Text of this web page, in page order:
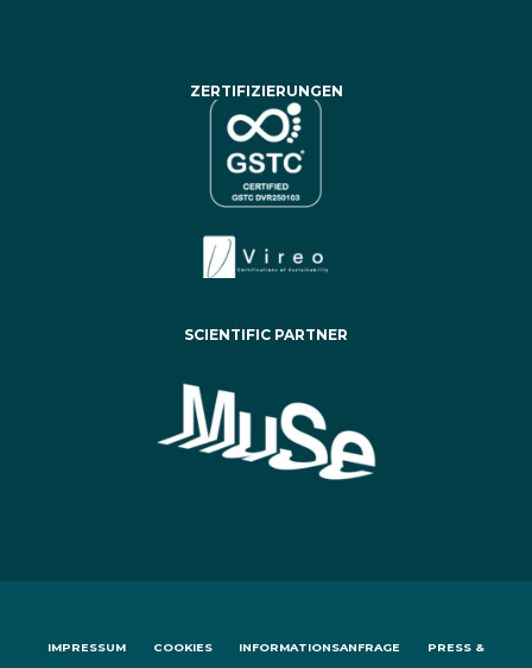
ZERTIFIZIERUNGEN
SCIENTIFIC PARTNER
IMPRESSUM COOKIES INFORMATIONSANFRAGE PRESS &